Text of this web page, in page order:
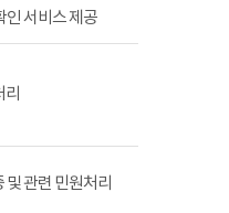
인 서비스 제공
관련 민원처리